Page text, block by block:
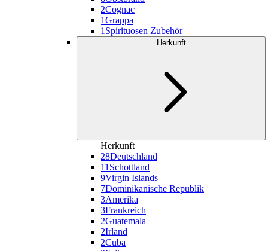
2Cognac
1Grappa
1 Spirituosen Zubehör
Herkunft
Herkunft
28Deutschland
11 Schottland
9Virgin Islands
7Dominikanische Republik
3Amerika
3Frankreich
2Guatemala
2Irland
2Cuba